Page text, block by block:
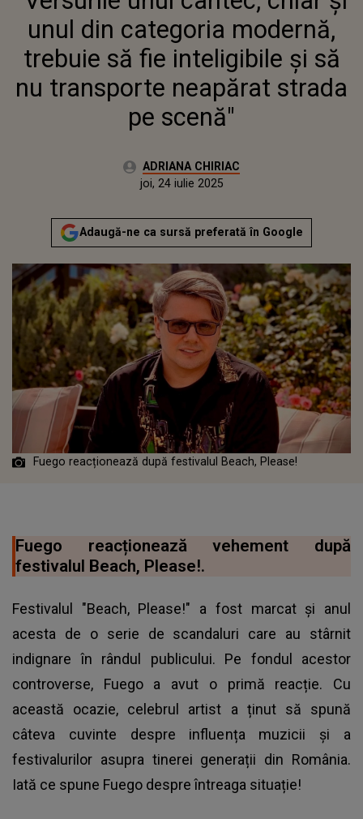
STRADA PE SCENĂ"
unul din categoria modernă,
trebuie să fie inteligibile și să
nu transporte neapărat strada
pe scenă"
Autor:ADRIANA CHIRIAC
Actualizat:
joi, 24 iulie 2025
Adaugă-ne ca sursă preferată în Google
Fuego reacționează după festivalul Beach, Please!
Fuego reacționează vehement după
festivalul Beach, Please!.
Festivalul "Beach, Please!" a fost marcat și anul
acesta de o serie de scandaluri care au stârnit
indignare în rândul publicului. Pe fondul acestor
controverse, Fuego a avut o primă reacție. Cu
această ocazie, celebrul artist a ținut să spună
câteva cuvinte despre influența muzicii și a
festivalurilor asupra tinerei generații din România.
Iată ce spune Fuego despre întreaga situație!